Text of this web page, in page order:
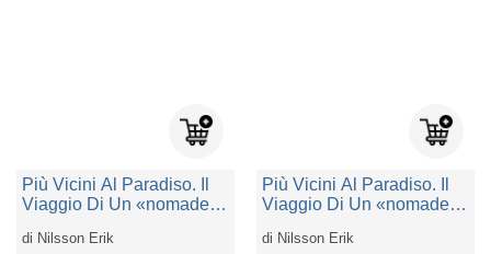
Più Vicini Al Paradiso. Il
Viaggio Di Un «nomade
Cina E Il Suo
di Nilsson Erik
Più Vicini Al Paradiso. Il
Viaggio Di Un «nomade
Cina E Il Suo
di Nilsson Erik